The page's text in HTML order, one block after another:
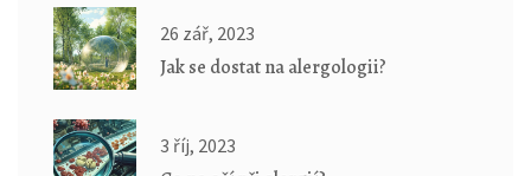
26 zář, 2023
Jak se dostat na alergologii?
3 říj, 2023